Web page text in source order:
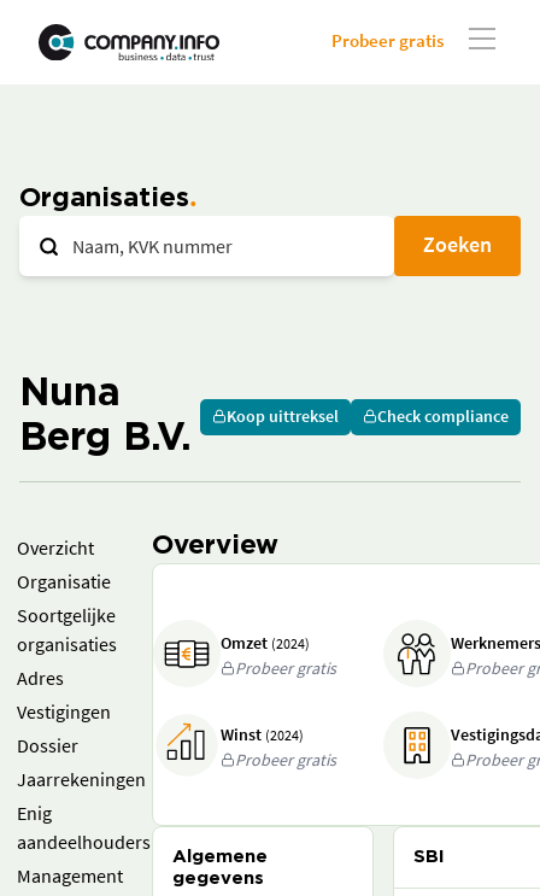
Probeer gratis
Organisaties
Zoeken
Nuna
Berg B.V.
Koop uittreksel Check compliance
Overzicht
Organisatie
Soortgelijke
organisaties
Adres
Vestigingen
Dossier
Jaarrekeningen
Enig
aandeelhouders
Management
Overview
Omzet (2024)
Probeer gratis
Probeer
Winst (2024)
Probeer gratis
Probeer
Algemene
gegevens
SBI